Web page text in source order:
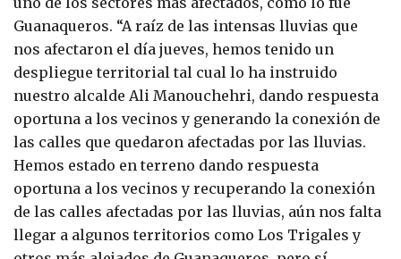
Guanaqueros. “A raíz de las intensas lluvias que
nos afectaron el día jueves, hemos tenido un
despliegue territorial tal cual lo ha instruido
nuestro alcalde Ali Manouchehri, dando respuesta
oportuna a los vecinos y generando la conexión de
las calles que quedaron afectadas por las lluvias.
Hemos estado en terreno dando respuesta
oportuna a los vecinos y recuperando la conexión
de las calles afectadas por las lluvias, aún nos falta
llegar a algunos territorios como Los Trigales y